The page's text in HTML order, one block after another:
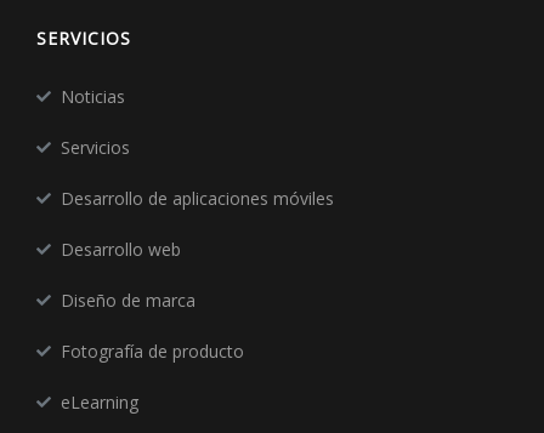
SERVICIOS
Noticias
Servicios
Desarrollo de aplicaciones móviles
Desarrollo web
Diseño de marca
Fotografía de producto
eLearning